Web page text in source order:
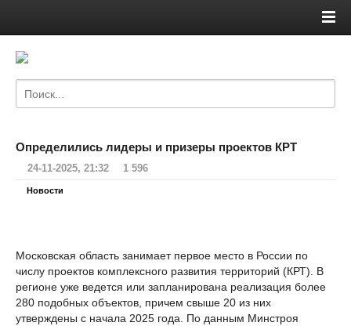
Определились лидеры и призеры проектов КРТ
24-11-2025, 21:32 1 596
Новости
Московская область занимает первое место в России по
числу проектов комплексного развития территорий (КРТ). В
регионе уже ведется или запланирована реализация более
280 подобных объектов, причем свыше 20 из них
утверждены с начала 2025 года. По данным Минстроя